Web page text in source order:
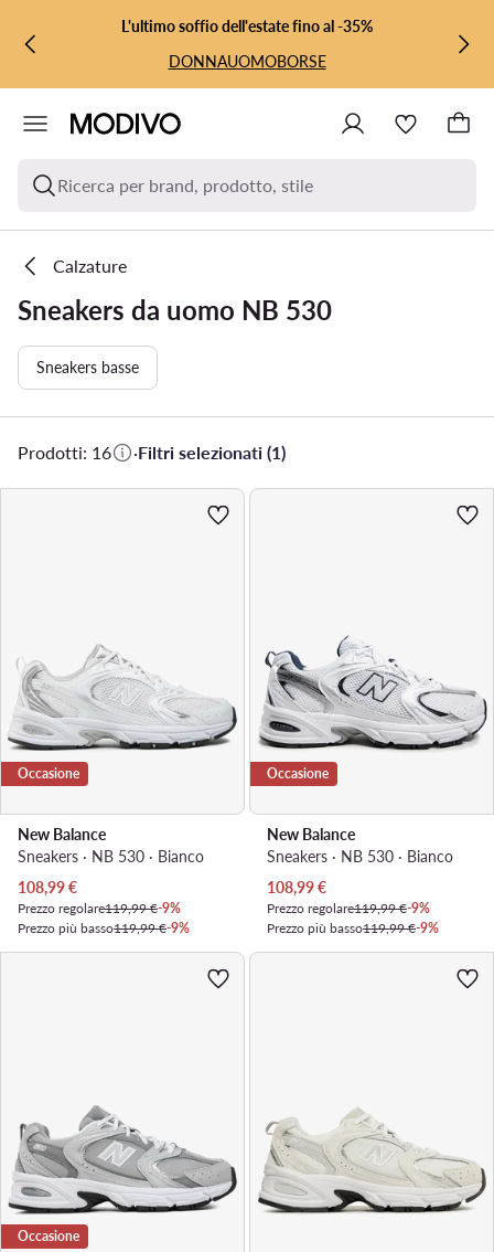
VAI AL CONTENUTO PRINCIPALE
VAI ALLA RICERCAL'ultimo soffio dell'estate fino al -35%
DONNAUOMOBORSE
Ricerca per brand, prodotto, stile
Calzature
Sneakers da uomo NB 530
Sneakers basse
Prodotti: 16 ·Filtri selezionati (1)
Occasione
New Balance
Sneakers · NB 530 · Bianco
Prezzo attuale
108,99€
Prezzo regolare119,99 €-9%
Prezzo più basso119,99 €-9%
Occasione
New Balance
Sneakers · NB 530 · Bianco
Prezzo attuale
108,99€
Prezzo regolare119,99 €-9%
Prezzo più basso119,99 €-9%
Occasione